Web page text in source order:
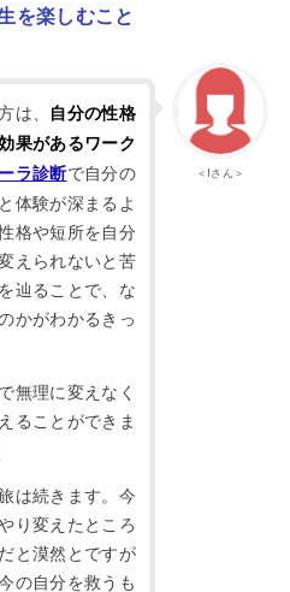
を楽しむこと
＜Iさん＞
は、
自分の性格
果があるワーク
ラ診断で自分の
体験が深まるよ
格や短所を自分
えられないと苦
辿ることで、な
かがわかるきっ
無理に変えなく
ることができま
は続きます。今
り変えたところ
と漠然とですが
の自分を救うも